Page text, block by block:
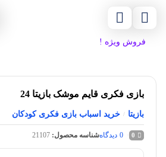
فروش ویژه !
بازی فکری قایم موشک بازیتا 24
بازیتا / خرید اسباب بازی فکری کودکان
0
0 دیدگاهشناسه محصول: 21107